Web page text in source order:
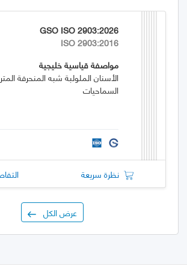
GSO ISO 2903:2026
ISO 2903:2016
مواصفة قياسية خليجية
الأسنان الملولبة شبه المنحرفة
السماحيات
نظرة سريعة
عرض الكل